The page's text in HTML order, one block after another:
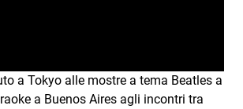
a Tokyo alle mostre a tema Beatles a
a Buenos Aires agli incontri tra